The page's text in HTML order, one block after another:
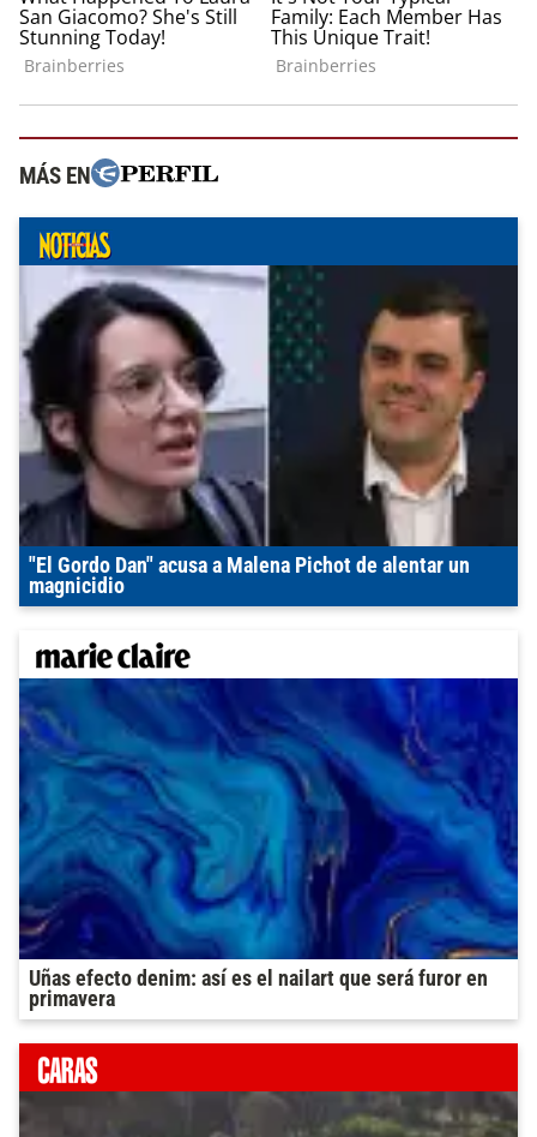
MÁS EN
"El Gordo Dan" acusa a Malena Pichot de alentar un
magnicidio
Uñas efecto denim: así es el nailart que será furor en
primavera